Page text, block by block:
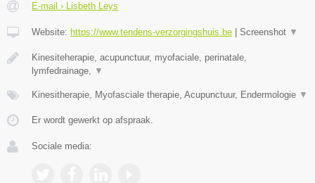
E-mail › Lisbeth Leys
Website: https://www.tendens-verzorgingshuis.be Screenshot ▼
Kinesiteherapie, acupunctuur, myofaciale, perinatale,
lymfedrainage, ▼
Kinesitherapie, Myofasciale therapie, Acupunctuur, Endermologie ▼
Er wordt gewerkt op afspraak.
Sociale media: